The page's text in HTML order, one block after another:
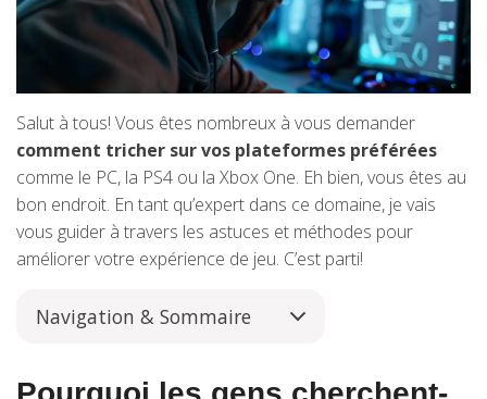
Salut à tous! Vous êtes nombreux à vous demander
comment tricher sur vos plateformes préférées
comme le PC, la PS4 ou la Xbox One. Eh bien, vous êtes au
bon endroit. En tant qu’expert dans ce domaine, je vais
vous guider à travers les astuces et méthodes pour
améliorer votre expérience de jeu. C’est parti!
Navigation & Sommaire